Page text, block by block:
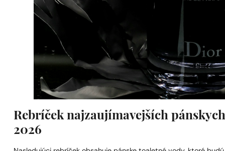
Rebríček najzaujímavejších
2026